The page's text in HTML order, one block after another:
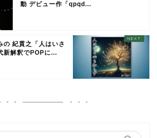
動 デビュー作「qpqd...
の 紀貫之「人はいさ
新解釈でPOPに...